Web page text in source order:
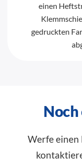
einen
gedruckten
Noch
Werfe einen